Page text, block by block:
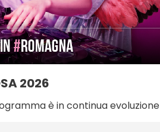
2026
è in continua evoluzione